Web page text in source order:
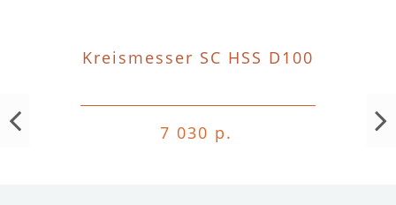
Kreismesser SC HSS D100
7 030 р.